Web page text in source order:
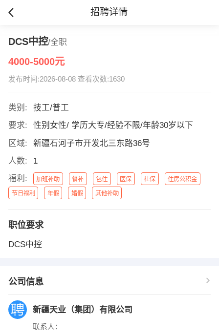
招聘详情
DCS中控/全职
4000-5000元
发布时间:2026-08-08 查看次数:1630
类别:
技工/普工
要求:
性别女性/ 学历大专/经验不限/年龄30岁以下
区域:
新疆石河子市开发北三东路36号
人数:
1
福利:
加班补助 餐补 包住 医保 社保 住房公积金
节日福利 年假 婚假 其他补助
职位要求
DCS中控
公司信息
新疆天业（集团）有限公司
联系人：